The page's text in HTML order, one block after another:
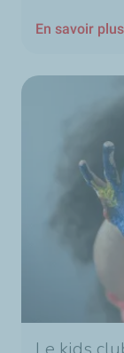
En savoir plus